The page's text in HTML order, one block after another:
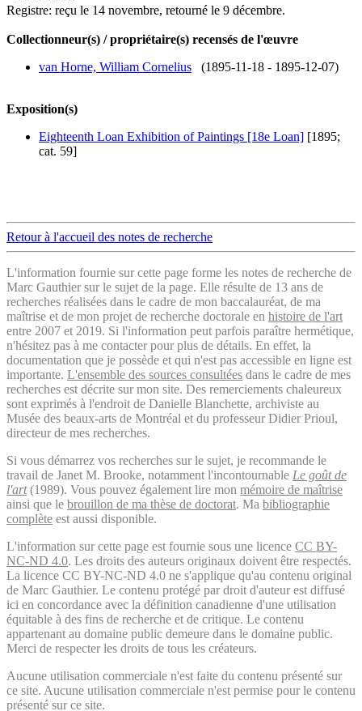
Registre: reçu le 14 novembre, retourné le 9 décembre.
Collectionneur(s) / propriétaire(s) recensés de l'œuvre
van Horne, William Cornelius (1895-11-18 - 1895-12-07)
Exposition(s)
Eighteenth Loan Exhibition of Paintings [18e Loan] [1895;
cat. 59]
Retour à l'accueil des notes de recherche
L'information fournie sur cette page forme les notes de recherche de
Marc Gauthier sur le sujet de la page. Elle résulte de 13 ans de
recherches réalisées dans le cadre de mon baccalauréat, de ma
maîtrise et de mon projet de recherche doctorale en histoire de l'art
entre 2007 et 2019. Si l'information peut parfois paraître hermétique,
n'hésitez pas à me contacter pour plus de détails. En effet, la
documentation que je possède et qui n'est pas accessible en ligne est
importante. L'ensemble des sources consultées dans le cadre de mes
recherches est décrite sur mon site. Des remerciements chaleureux
sont exprimés à l'endroit de Danielle Blanchette, archiviste au
Musée des beaux-arts de Montréal et du professeur Didier Prioul,
directeur de mes recherches.
Si vous démarrez vos recherches sur le sujet, je recommande le
travail de Janet M. Brooke, notamment l'incontournable Le goût de
l'art(1989). Vous pouvez également lire mon mémoire de maîtrise
ainsi que le brouillon de ma thèse de doctorat. Ma bibliographie
complète est aussi disponible.
L'information sur cette page est fournie sous une licence CC BY-
NC-ND 4.0. Les droits des auteurs originaux doivent être respectés.
La licence CC BY-NC-ND 4.0 ne s'applique qu'au contenu original
de Marc Gauthier. Le contenu protégé par droit d'auteur est diffusé
ici en concordance avec la définition canadienne d'une utilisation
équitable à des fins de recherche et de critique. Le contenu
appartenant au domaine public demeure dans le domaine public.
Merci de respecter les droits de tous les créateurs.
Aucune utilisation commerciale n'est faite du contenu présenté sur
ce site. Aucune utilisation commerciale n'est permise pour le contenu
présenté sur ce site.